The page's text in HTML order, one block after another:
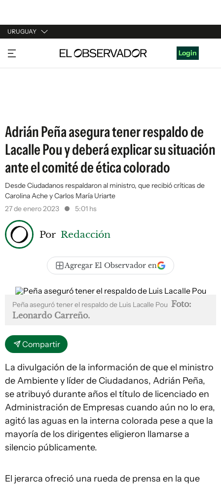
URUGUAY
URUGUAY
ARGENTINA
Login
Adrián Peña asegura tener respaldo de
Lacalle Pou y deberá explicar su situación
ante el comité de ética colorado
Desde Ciudadanos respaldaron al ministro, que recibió críticas de
Carolina Ache y Carlos María Uriarte
27 de enero 2023
5:01 hs
Por Redacción
Agregar El Observador en
Peña aseguró tener el respaldo de Luis Lacalle Pou Foto:
Leonardo Carreño.
Compartir
La divulgación de la información de que el ministro
de Ambiente y líder de Ciudadanos, Adrián Peña,
se atribuyó durante años el título de licenciado en
Administración de Empresas cuando aún no lo era,
agitó las aguas en la interna colorada pese a que la
mayoría de los dirigentes eligieron llamarse a
silencio públicamente.
El jerarca ofreció una rueda de prensa en la que